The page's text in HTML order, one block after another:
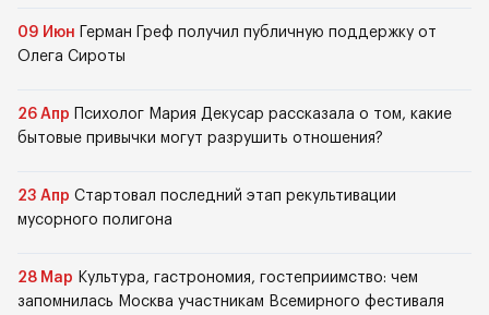
09 Июн
Герман Греф получил публичную поддержку от
Олега Сироты
26 Апр
Психолог Мария Декусар рассказала о том, какие
бытовые привычки могут разрушить отношения?
23 Апр Стартовал последний этап рекультивации
мусорного полигона
28 Мар Культура, гастрономия, гостеприимство: чем
запомнилась Москва участникам Всемирного фестиваля